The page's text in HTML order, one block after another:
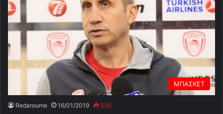
ΜΠΑΣΚΕΤ
Redaroume 16/01/2019 526